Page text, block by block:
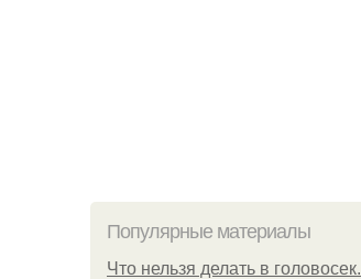
Популярные материалы
Что нельзя делать в головосек.